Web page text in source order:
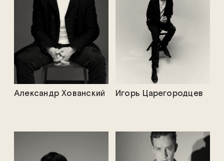
Александр Хованский Игорь Царегородцев